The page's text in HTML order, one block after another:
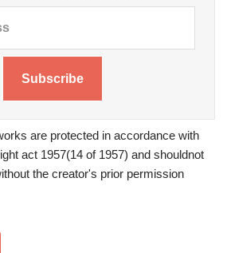
Subscribe
are protected in accordance with
act 1957(14 of 1957) and shouldnot
the creator's prior permission